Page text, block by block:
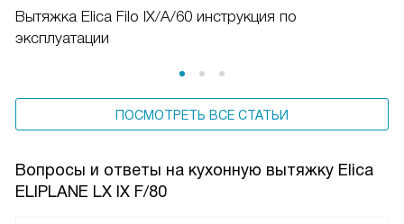
Вытяжка Elica Filo IX/A/60 инструкция по
эксплуатации
ПОСМОТРЕТЬ ВСЕ СТАТЬИ
Вопросы и ответы на кухонную вытяжку Elica
ELIPLANE LX IX F/80